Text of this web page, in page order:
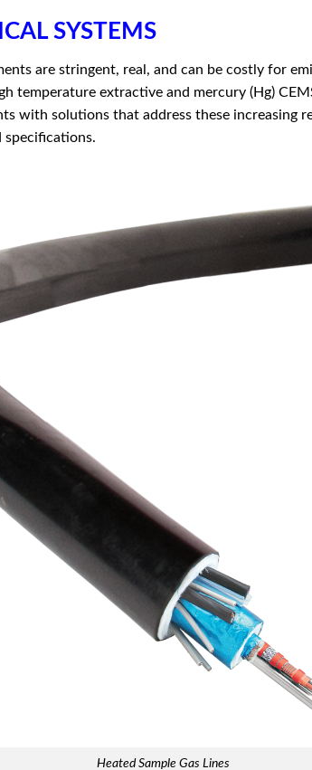
SYSTEMS
are stringent, real, and can be costly for
temperature extractive and mercury (Hg)
with solutions that address these increasing
specifications.
Heated Sample Gas Lines